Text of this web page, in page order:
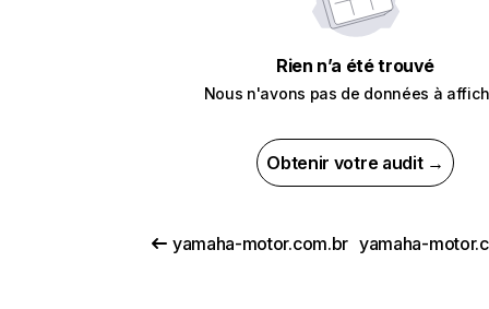
Rien n’a été trouvé
Nous n'avons pas de données à
Obtenir votre audit →
yamaha-motor.com.br yamaha-